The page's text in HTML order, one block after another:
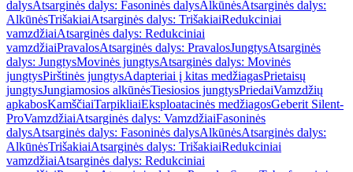
dalysAtsarginės dalys: Fasoninės dalysAlkūnėsAtsarginės dalys:
AlkūnėsTrišakiaiAtsarginės dalys: TrišakiaiRedukciniai
vamzdžiaiAtsarginės dalys: Redukciniai
vamzdžiaiPravalosAtsarginės dalys: PravalosJungtysAtsarginės
dalys: JungtysMovinės jungtysAtsarginės dalys: Movinės
jungtysPirštinės jungtysAdapteriai į kitas medžiagasPrietaisų
jungtysJungiamosios alkūnėsTiesiosios jungtysPriedaiVamzdžių
apkabosKamščiaiTarpikliaiEksploatacinės medžiagosGeberit Silent-
ProVamzdžiaiAtsarginės dalys: VamzdžiaiFasoninės
dalysAtsarginės dalys: Fasoninės dalysAlkūnėsAtsarginės dalys:
AlkūnėsTrišakiaiAtsarginės dalys: TrišakiaiRedukciniai
vamzdžiaiAtsarginės dalys: Redukciniai